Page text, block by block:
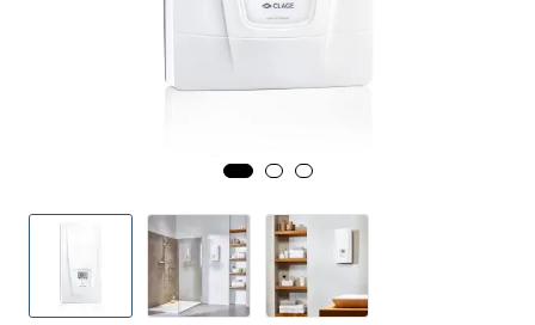
HUS OG HYTTE
ANALYSEVERKTØY